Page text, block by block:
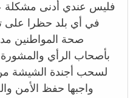
فليس عندي أدنى مشكلة
في أي بلد حظرا على
صحة المواطنين
بأصحاب الرأي
لسحب أجندة الشيشة من
واجبها حفظ الأمن